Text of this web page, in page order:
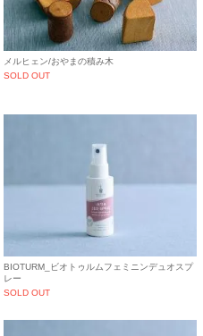
メルヒェン/おやまの積み木
SOLD OUT
BIOTURM_ビオトゥルムフェミニンデュオスプ
レー
SOLD OUT